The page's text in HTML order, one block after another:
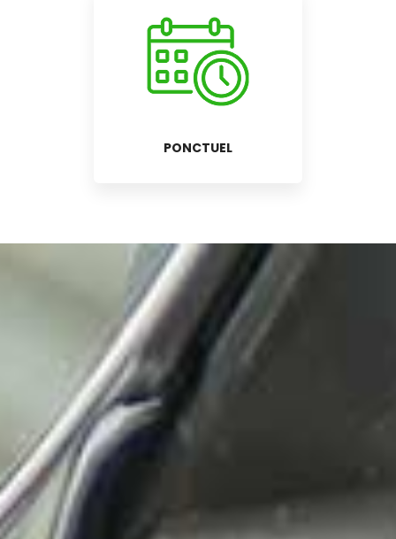
PONCTUEL